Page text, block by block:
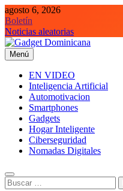
Saltar
al
contenido
agosto 6, 2026
Boletín
Noticias aleatorias
Gadget Dominicana
Gadgets y Tecnología de
Menú
EN VIDEO
Inteligencia Artificial
Automotivacion
Smartphones
Gadgets
Hogar Inteligente
Ciberseguridad
Nomadas Digitales
Buscar: